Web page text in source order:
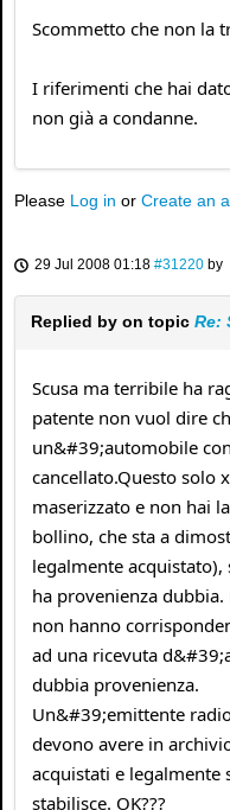
Scommetto che non la
I riferimenti che hai
non già a condanne.
Please Log in or Create an
29 Jul 2008 01:18 #31220 by
Replied by on topic Re:
Scusa ma terribile ha
patente non vuol dire
un&#39;automobile
cancellato.Questo solo
maserizzato e non hai
bollino, che sta a
legalmente
ha provenienza dubbia.
non hanno
ad una ricevuta
dubbia provenienza.
Un&#39;emittente
devono avere in
acquistati e legalmente
stabilisce. OK???